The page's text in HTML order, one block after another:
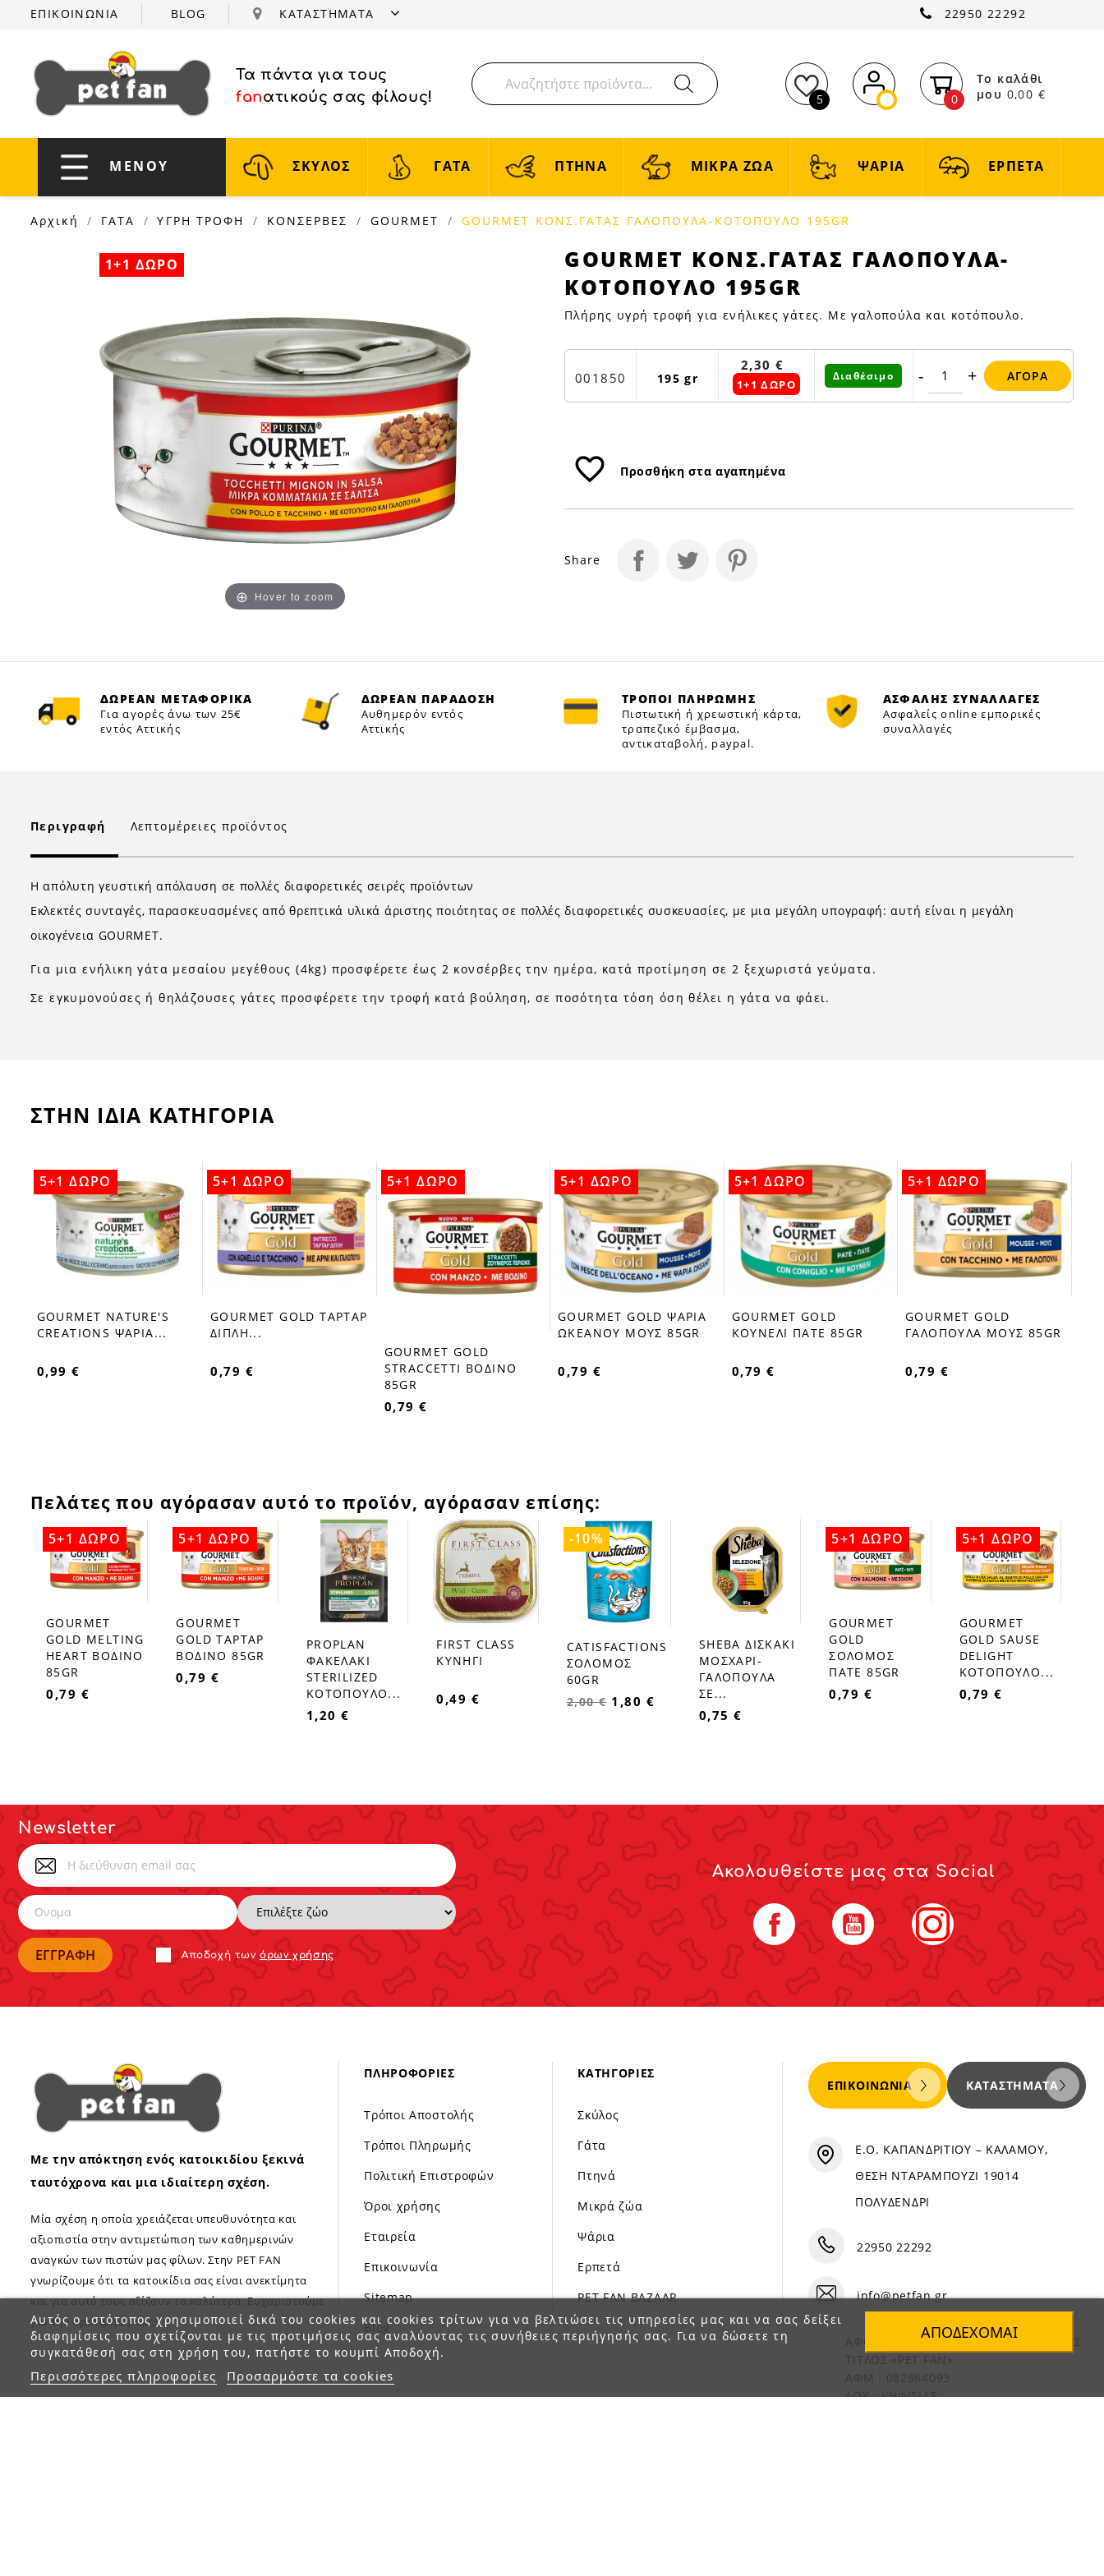
ΕΠΙΚΟΙΝΩΝΙΑ BLOG ΚΑΤΑΣΤΗΜΑΤΑ 22950 22292
Τα πάντα για τους
fanατικούς σας φίλους! 5 0
Το καλάθι
μου 0,00 €
ΜΕΝΟΥ ΣΚΥΛΟΣ ΓΑΤΑ ΠΤΗΝΑ ΜΙΚΡΑ ΖΩΑ ΨΑΡΙΑ ΕΡΠΕΤΑ
Αρχική ΓΑΤΑ ΥΓΡΗ ΤΡΟΦΗ ΚΟΝΣΕΡΒΕΣ GOURMET GOURMET ΚΟΝΣ.ΓΑΤΑΣ ΓΑΛΟΠΟΥΛΑ-ΚΟΤΟΠΟΥΛΟ 195GR
1+1 ΔΩΡΟ
Hover to zoom
GOURMET
ΚΟΝΣ.ΓΑΤΑΣ
ΓΑΛΟΠΟΥΛΑ-
ΚΟΤΟΠΟΥΛΟ
|
Petfan
GOURMET ΚΟΝΣ.ΓΑΤΑΣ ΓΑΛΟΠΟΥΛΑ-
ΚΟΤΟΠΟΥΛΟ 195GR
Πλήρης υγρή τροφή για ενήλικες γάτες. Με γαλοπούλα και κοτόπουλο.
001850 195 gr
2,30 €
1+1 ΔΩΡΟ
Διαθέσιμο - + ΑΓΟΡΆ
favorite_border Προσθήκη στα αγαπημένα
Share
ΔΩΡΕΑΝ ΜΕΤΑΦΟΡΙΚΑ
Για αγορές άνω των 25€
εντός Αττικής
ΔΩΡΕΑΝ ΠΑΡΑΔΟΣΗ
Αυθημερόν εντός
Αττικής
ΤΡΟΠΟΙ ΠΛΗΡΩΜΗΣ
Πιστωτική ή χρεωστική κάρτα,
τραπεζικό έμβασμα,
αντικαταβολή, paypal.
ΑΣΦΑΛΗΣ ΣΥΝΑΛΛΑΓΕΣ
Ασφαλείς online εμπορικές
συναλλαγές
Περιγραφή Λεπτομέρειες προϊόντος
H απόλυτη γευστική απόλαυση σε πολλές διαφορετικές σειρές προϊόντων
Εκλεκτές συνταγές, παρασκευασμένες από θρεπτικά υλικά άριστης ποιότητας σε πολλές διαφορετικές συσκευασίες, με μια μεγάλη υπογραφή: αυτή είναι η μεγάλη
οικογένεια GOURMET.
Για μια ενήλικη γάτα μεσαίου μεγέθους (4kg) προσφέρετε έως 2 κονσέρβες την ημέρα, κατά προτίμηση σε 2 ξεχωριστά γεύματα.
Σε εγκυμονούσες ή θηλάζουσες γάτες προσφέρετε την τροφή κατά βούληση, σε ποσότητα τόση όση θέλει η γάτα να φάει.
ΣΤΗΝ ΙΔΙΑ ΚΑΤΗΓΟΡΙΑ
favorite_border
GOURMET NATURE'S
CREATIONS ΨΑΡΙΑ...
0,99 €
5+1 ΔΩΡΟ
favorite_border
GOURMET GOLD ΤΑΡΤΑΡ
ΔΙΠΛΗ...
0,79 €
5+1 ΔΩΡΟ
favorite_border
GOURMET GOLD
STRACCETTI ΒΟΔΙΝΟ
85GR
0,79 €
5+1 ΔΩΡΟ
favorite_border
GOURMET GOLD ΨΑΡΙΑ
ΩΚΕΑΝΟΥ ΜΟΥΣ 85GR
0,79 €
5+1 ΔΩΡΟ
favorite_border
GOURMET GOLD
ΚΟΥΝΕΛΙ ΠΑΤΕ 85GR
0,79 €
5+1 ΔΩΡΟ
favorite_border
GOURMET GOLD
ΓΑΛΟΠΟΥΛΑ ΜΟΥΣ 85GR
0,79 €
5+1 ΔΩΡΟ
Πελάτες που αγόρασαν αυτό το προϊόν, αγόρασαν επίσης:
favorite_border
GOURMET
GOLD MELTIΝG
HEART ΒΟΔΙΝΟ
85GR
0,79 €
5+1 ΔΩΡΟ
favorite_border
GOURMET
GOLD ΤΑΡΤΑΡ
ΒΟΔΙΝΟ 85GR
0,79 €
5+1 ΔΩΡΟ
favorite_border
PROPLAN
ΦΑΚΕΛΑΚΙ
STERILIZED
ΚΟΤΟΠΟΥΛΟ...
1,20 €
favorite_border
FIRST CLASS
ΚΥΝΗΓΙ
0,49 €
favorite_border
CATISFACTIONS
ΣΟΛΟΜΟΣ
60GR
2,00 € 1,80 €
-10%
favorite_border
SHEBA ΔΙΣΚΑΚΙ
ΜΟΣΧΑΡΙ-
ΓΑΛΟΠΟΥΛΑ
ΣΕ...
0,75 €
favorite_border
GOURMET
GOLD
ΣΟΛΟΜΟΣ
ΠΑΤΕ 85GR
0,79 €
5+1 ΔΩΡΟ
favorite_border
GOURMET
GOLD SAUSE
DELIGHT
ΚΟΤΟΠΟΥΛΟ...
0,79 €
5+1 ΔΩΡΟ
Newsletter
Αποδoχή τωνόρων χρήσης
Ακολουθείστε μας στα Social
Facebook YouTube Instagram
Με την απόκτηση ενός κατοικιδίου ξεκινά
ταυτόχρονα και μια ιδιαίτερη σχέση.
Μία σχέση η οποία χρειάζεται υπευθυνότητα και
αξιοπιστία στην αντιμετώπιση των καθημερινών
αναγκών των πιστών μας φίλων. Στην PET FAN
γνωρίζουμε ότι τα κατοικίδια σας είναι ανεκτίμητα
και για αυτό τους αξίζουν τα καλύτερα. Ευχαριστούμε
για την προτίμηση σας!
ΠΛΗΡΟΦΟΡΊΕΣ
Τρόποι Αποστολής
Τρόποι Πληρωμής
Πολιτική Επιστροφών
Όροι χρήσης
Εταιρεία
Επικοινωνία
Sitemap
Blog
ΚΑΤΗΓΟΡΊΕΣ
Σκύλος
Γάτα
Πτηνά
Μικρά ζώα
Ψάρια
Ερπετά
PET FAN BAZAAR
Αυτός ο ιστότοπος χρησιμοποιεί δικά του cookies και cookies τρίτων για να βελτιώσει τις υπηρεσίες μας και να σας δείξει
διαφημίσεις που σχετίζονται με τις προτιμήσεις σας αναλύοντας τις συνήθειες περιήγησής σας. Για να δώσετε τη
συγκατάθεσή σας στη χρήση του, πατήστε το κουμπί Αποδοχή.
Περισσότερες πληροφορίες Προσαρμόστε τα cookies
ΑΠΟΔΈΧΟΜΑΙ
ΕΠΙΚΟΙΝΩΝΊΑ ΚΑΤΑΣΤΉΜΑΤΑ
Ε.Ο. ΚΑΠΑΝΔΡΙΤΙΟΥ – ΚΑΛΑΜΟΥ,
ΘΕΣΗ ΝΤΑΡΑΜΠΟΥΖΙ 19014
ΠΟΛΥΔΕΝΔΡΙ
22950 22292
info@petfan.gr
ΑΦΟΙ ΧΑΤΖΗΓΕΩΡΓΙΟΥ Ο.Ε. ΔΙΑΚΡΙΤΙΚΟΣ
ΤΙΤΛΟΣ «PET FAN»
ΑΦΜ : 082864093
ΔΟΥ : ΚΗΦΙΣΙΑΣ